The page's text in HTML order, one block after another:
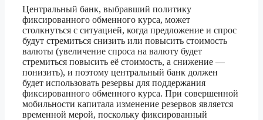
Центральный банк, выбравший политику
фиксированного обменного курса, может
столкнуться с ситуацией, когда предложение и спрос
будут стремиться снизить или повысить стоимость
валюты (увеличение спроса на валюту будет
стремиться повысить её стоимость, а снижение —
понизить), и поэтому центральный банк должен
будет использовать резервы для поддержания
фиксированного обменного курса. При совершенной
мобильности капитала изменение резервов является
временной мерой, поскольку фиксированный